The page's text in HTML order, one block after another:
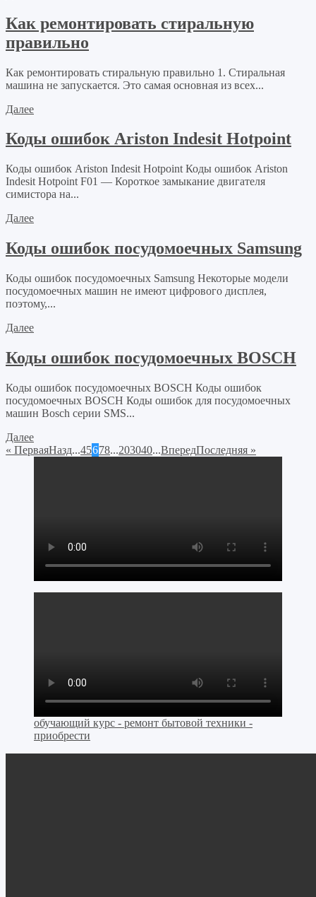
Как ремонтировать стиральную
правильно
Как ремонтировать стиральную правильно 1. Стиральная
машина не запускается. Это самая основная из всех...
Далее
Коды ошибок Ariston Indesit Hotpoint
Коды ошибок Ariston Indesit Hotpoint Коды ошибок Ariston
Indesit Hotpoint F01 — Короткое замыкание двигателя
симистора на...
Далее
Коды ошибок посудомоечных Samsung
Коды ошибок посудомоечных Samsung Некоторые модели
посудомоечных машин не имеют цифрового дисплея,
поэтому,...
Далее
Коды ошибок посудомоечных BOSCH
Коды ошибок посудомоечных BOSCH Коды ошибок
посудомоечных BOSCH Коды ошибок для посудомоечных
машин Bosch серии SMS...
Далее
« ПерваяНазд...45678...203040...ВпередПоследняя »
обучающий курс - ремонт бытовой техники -
приобрести